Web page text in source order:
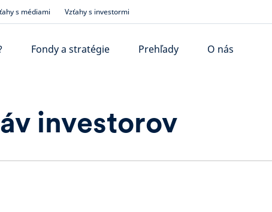
s médiami Vzťahy s investormi
Fondy a stratégie Prehľady O nás
investorov